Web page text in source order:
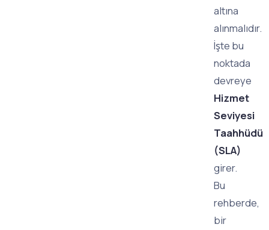
altına
alınmalıdır.
İşte bu
noktada
devreye
Hizmet
Seviyesi
Taahhüdü
(SLA)
girer.
Bu
rehberde,
bir